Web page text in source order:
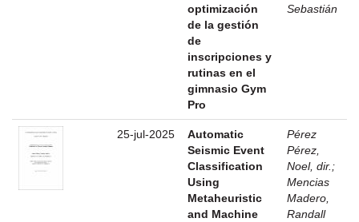
optimización
de la gestión
de
inscripciones y
rutinas en el
gimnasio Gym
Pro
Sebastián
25-jul-2025
Automatic
Seismic Event
Classification
Using
Metaheuristic
and Machine
Pérez
Pérez,
Noel, dir. ;
Mencias
Madero,
Randall